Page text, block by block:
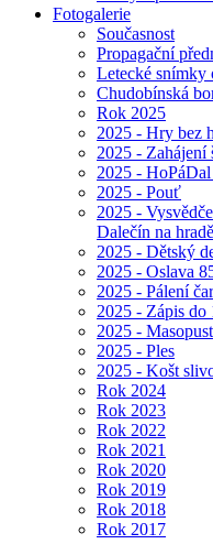
Fotogalerie
Současnost
Propagační
Letecké snímky
Chudobínská
Rok 2025
2025 - Hry bez
2025 -
2025 -
2025 - Pouť
2025 -
Dalečín na hradě
2025 - Dětský
2025 - Oslava
2025 - Pálení
2025 - Zápis
2025 - Masopust
2025 - Ples
2025 - Košt
Rok 2024
Rok 2023
Rok 2022
Rok 2021
Rok 2020
Rok 2019
Rok 2018
Rok 2017